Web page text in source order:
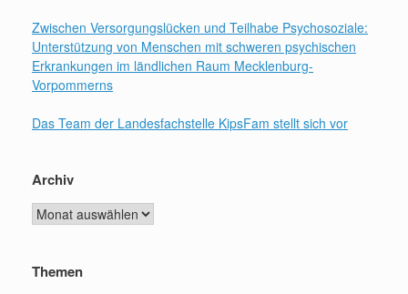
Zwischen Versorgungslücken und Teilhabe Psychosoziale:
Unterstützung von Menschen mit schweren psychischen
Erkrankungen im ländlichen Raum Mecklenburg-
Vorpommerns
Das Team der Landesfachstelle KipsFam stellt sich vor
Archiv
Archiv
Themen